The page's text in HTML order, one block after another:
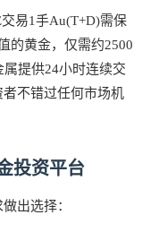
易1手Au(T+D)需保
的黄金，仅需约2500
提供24小时连续交
不错过任何市场机
投资平台
出选择：